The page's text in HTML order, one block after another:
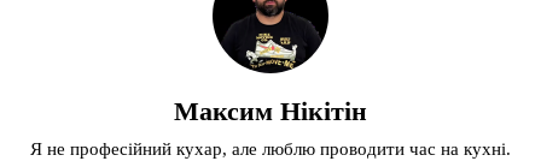
Максим Нікітін
Я не професійний кухар, але люблю проводити час на кухні.